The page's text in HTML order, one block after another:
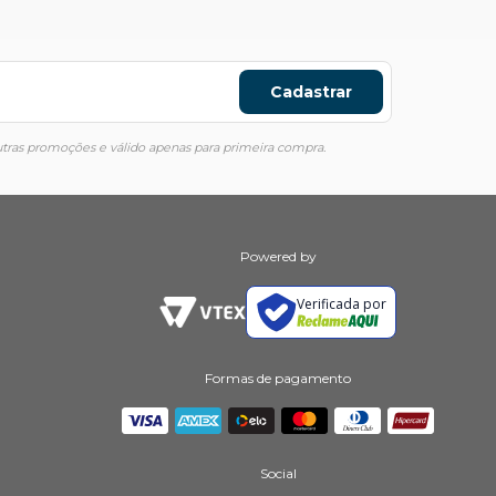
Cadastrar
promoções e válido apenas para primeira compra.
Powered by
Verificada por
Formas de pagamento
Social